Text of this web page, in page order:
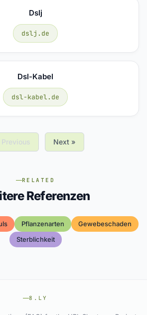
Dslj
dslj.de
Dsl-Kabel
dsl-kabel.de
Previous Next »
RELATED
Referenzen
Pflanzenarten
Gewebeschaden
Sterblichkeit
8.LY